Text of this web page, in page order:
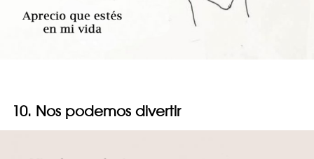
10. Nos podemos divertir